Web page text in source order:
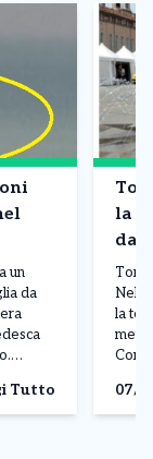
un
da
Tutto
la
da
Nella
la
07/